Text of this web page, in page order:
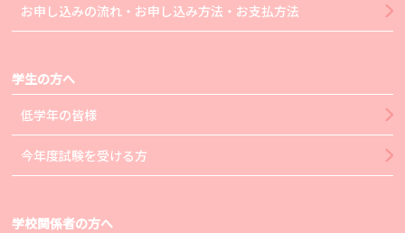
お申し込みの流れ・お申し込み方法・お支払方法
学生の方へ
低学年の皆様
今年度試験を受ける方
学校関係者の方へ